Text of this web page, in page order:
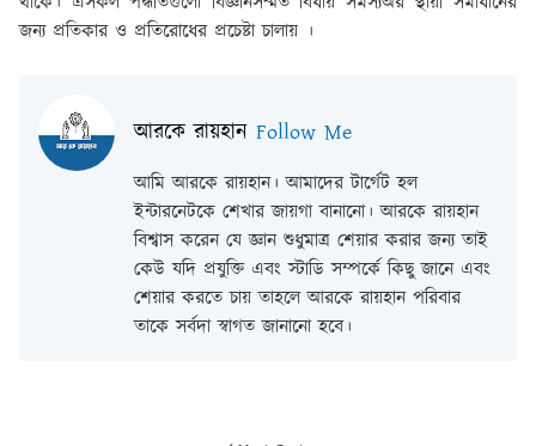
জন্য প্রতিকার ও প্রতিরোধের প্রচেষ্টা চালায় ।
আরকে রায়হান Follow Me
আমি আরকে রায়হান। আমাদের টার্গেট হল
ইন্টারনেটকে শেখার জায়গা বানানো। আরকে রায়হান
বিশ্বাস করেন যে জ্ঞান শুধুমাত্র শেয়ার করার জন্য তাই
কেউ যদি প্রযুক্তি এবং স্টাডি সম্পর্কে কিছু জানে এবং
শেয়ার করতে চায় তাহলে আরকে রায়হান পরিবার
তাকে সর্বদা স্বাগত জানানো হবে।